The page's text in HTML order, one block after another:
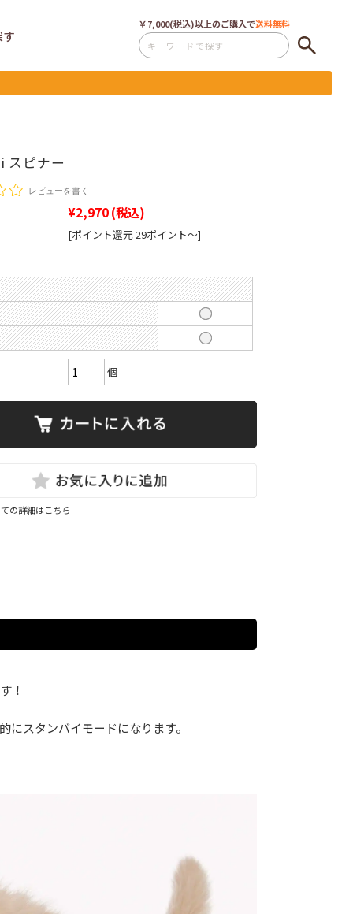
￥7,000(税込)以上のご購入で送料無料
ピナー
レビューを書く
¥2,970(税込)
[ポイント還元 29ポイント～]
個
の詳細はこちら
！
スタンバイモードになります。